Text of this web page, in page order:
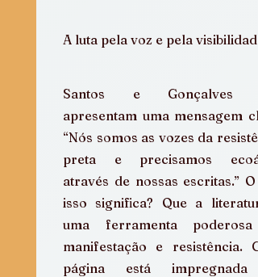
A luta pela voz e pela visibilidade
Santos e Gonçalves
apresentam uma mensagem
“Nós somos as vozes da
preta e precisamos ecoá-
através de nossas escritas.” O
isso significa? Que a
uma ferramenta poderosa
manifestação e resistência.
página está impregnada